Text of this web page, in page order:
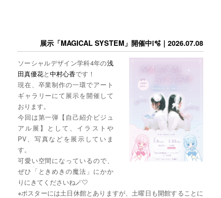
展示「MAGICAL SYSTEM」開催中❕🫧｜2026.07.08
ソーシャルデザイン学科4年の浅
田真優花と中村心香です！
現在、卒業制作の一環でアート
ギャラリーにて展示を開催して
おります。
今回は第一弾【自己紹介ビジュ
アル展】として、イラストや
PV、写真などを展示していま
す。
可愛い空間になっているので、
ぜひ「ときめきの魔法」にかか
りにきてくださいね🪄🤍
※ポスターには土日休館とありますが、土曜日も開館することに